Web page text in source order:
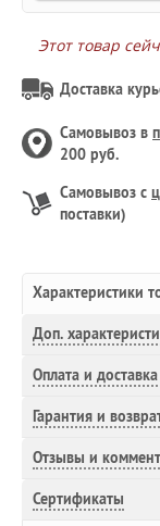
Этот товар
Доставка
Самовывоз в
200 руб.
Самовывоз с
поставки)
Характеристики
Доп.
Оплата и доставка
Гарантия и
Отзывы и
Сертификаты